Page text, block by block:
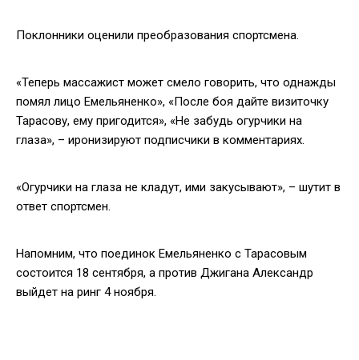
Поклонники оценили преобразования спортсмена.
«Теперь массажист может смело говорить, что однажды
помял лицо Емельяненко», «После боя дайте визиточку
Тарасову, ему пригодится», «Не забудь огурчики на
глаза», – иронизируют подписчики в комментариях.
«Огурчики на глаза не кладут, ими закусывают», – шутит в
ответ спортсмен.
Напомним, что поединок Емельяненко с Тарасовым
состоится 18 сентября, а против Джигана Александр
выйдет на ринг 4 ноября.